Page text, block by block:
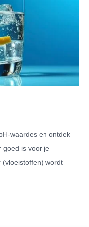
waardes en ontdek
goed is voor je
(vloeistoffen) wordt